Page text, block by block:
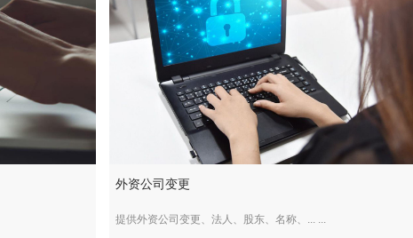
外资公司变更
提供外资公司变更、法人、股东、名称、... ...